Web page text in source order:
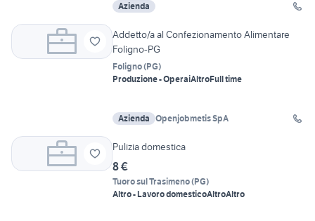
Azienda
Addetto/a al Confezionamento Alimentare
Foligno-PG
Foligno(PG)
Produzione - OperaiAltroFull time
Azienda Openjobmetis SpA
Pulizia domestica
8 €
Tuoro sul Trasimeno(PG)
Altro - Lavoro domesticoAltroAltro